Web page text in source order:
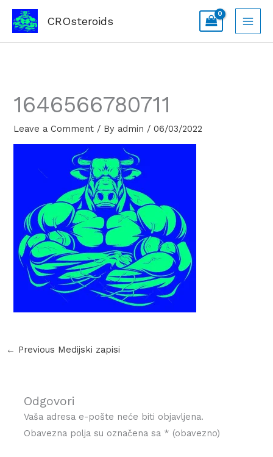
Skip
content
CROsteroids
1646566780711
Leave a Comment / By admin /06/03/2022
← Previous Medijski zapisi
Odgovori
Vaša adresa e-pošte neće biti objavljena.
Obavezna polja su označena sa * (obavezno)